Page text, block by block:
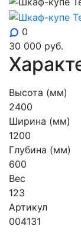
0
30 000 руб.
Высота (мм)
2400
Ширина (мм)
1200
Глубина (мм)
600
Вес
123
Артикул
004131